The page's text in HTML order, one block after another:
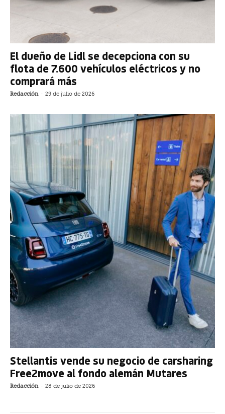
El dueño de Lidl se decepciona con su
flota de 7.600 vehículos eléctricos y no
comprará más
Redacción - 29 de julio de 2026
Stellantis vende su negocio de carsharing
Free2move al fondo alemán Mutares
Redacción - 28 de julio de 2026